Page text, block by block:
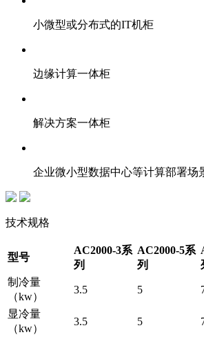
小微型或分布式的IT机柜
边缘计算一体柜
解决方案一体柜
企业微小型数据中心等计算部署场
技术规格
型号
AC2000-3系
列
AC2000-5系
列
制冷量
（kw）
3.5 5
显冷量
（kw）
3.5 5